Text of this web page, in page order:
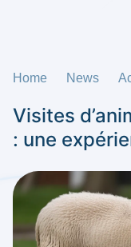
Home News
Visites
: une